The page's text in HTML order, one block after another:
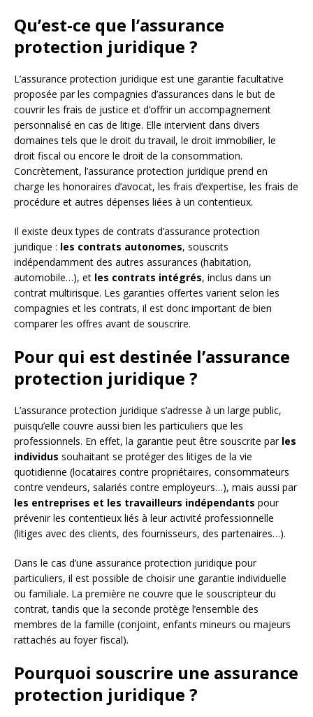
Qu’est-ce que l’assurance
protection juridique ?
L’assurance protection juridique est une garantie facultative
proposée par les compagnies d’assurances dans le but de
couvrir les frais de justice et d’offrir un accompagnement
personnalisé en cas de litige. Elle intervient dans divers
domaines tels que le droit du travail, le droit immobilier, le
droit fiscal ou encore le droit de la consommation.
Concrètement, l’assurance protection juridique prend en
charge les honoraires d’avocat, les frais d’expertise, les frais de
procédure et autres dépenses liées à un contentieux.
Il existe deux types de contrats d’assurance protection
juridique : les contrats autonomes, souscrits
indépendamment des autres assurances (habitation,
automobile…), et les contrats intégrés, inclus dans un
contrat multirisque. Les garanties offertes varient selon les
compagnies et les contrats, il est donc important de bien
comparer les offres avant de souscrire.
Pour qui est destinée l’assurance
protection juridique ?
L’assurance protection juridique s’adresse à un large public,
puisqu’elle couvre aussi bien les particuliers que les
professionnels. En effet, la garantie peut être souscrite par les
individus souhaitant se protéger des litiges de la vie
quotidienne (locataires contre propriétaires, consommateurs
contre vendeurs, salariés contre employeurs…), mais aussi par
les entreprises et les travailleurs indépendants pour
prévenir les contentieux liés à leur activité professionnelle
(litiges avec des clients, des fournisseurs, des partenaires…).
Dans le cas d’une assurance protection juridique pour
particuliers, il est possible de choisir une garantie individuelle
ou familiale. La première ne couvre que le souscripteur du
contrat, tandis que la seconde protège l’ensemble des
membres de la famille (conjoint, enfants mineurs ou majeurs
rattachés au foyer fiscal).
Pourquoi souscrire une assurance
protection juridique ?